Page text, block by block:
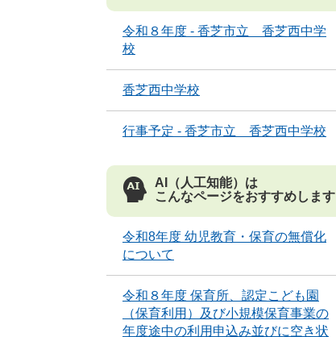
令和８年度 - 香芝市立 香芝西中学
校
香芝西中学校
行事予定 - 香芝市立 香芝西中学校
AI（人工知能）は
こんなページをおすすめします
令和8年度 幼児教育・保育の無償化
について
令和８年度 保育所、認定こども園
（保育利用）及び小規模保育事業の
年度途中の利用申込み並びに空き状